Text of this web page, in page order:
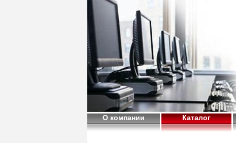
О компании Каталог